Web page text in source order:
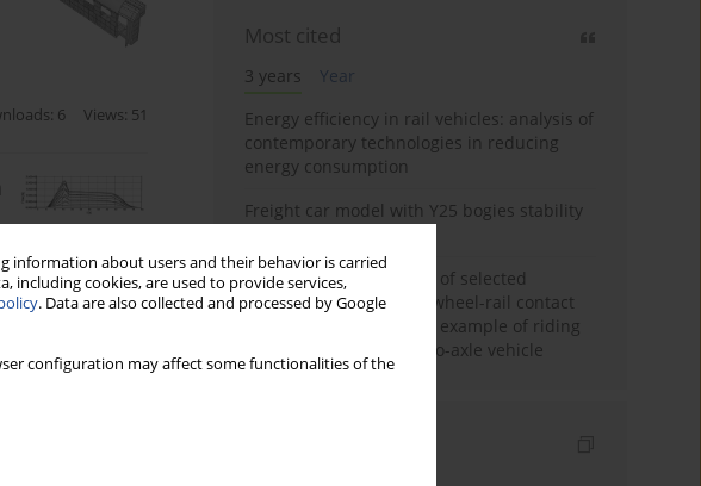
information about users and their behavior is carried
including cookies, are used to provide services,
. Data are also collected and processed by Google
configuration may affect some functionalities of the
6 Views: 51
Most cited
3 years
Year
Energy efficiency in rail vehicles: analysis of
contemporary technologies in reducing
energy consumption
Freight car model with Y25 bogies stability
Review and comparison of selected
methods of calculating wheel-rail contact
tangential forces on the example of riding
stability analysis of a two-axle vehicle